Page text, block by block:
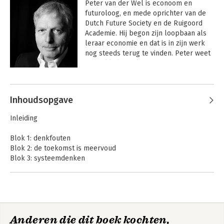
Peter van der Wel is econoom en
futuroloog, en mede oprichter van de
Dutch Future Society en de Ruigoord
Academie. Hij begon zijn loopbaan als
leraar economie en dat is in zijn werk
nog steeds terug te vinden. Peter weet
doen.
Als futuroloog geeft hij nu al meer dan
leerzaam en humoristisch ook tegelijk
een 'wake up call' en een 'call to
verschillende boeken die verschenen
Andere boeken door Peter van der
Wel
Toekomstverkennen
De Goede
Inhoudsopgave
Inleiding
Blok 1: denkfouten
Blok 2: de toekomst is meervoud
Blok 3: systeemdenken
Blok 9: wetten van de techniek
Anderen die dit boek kochten,